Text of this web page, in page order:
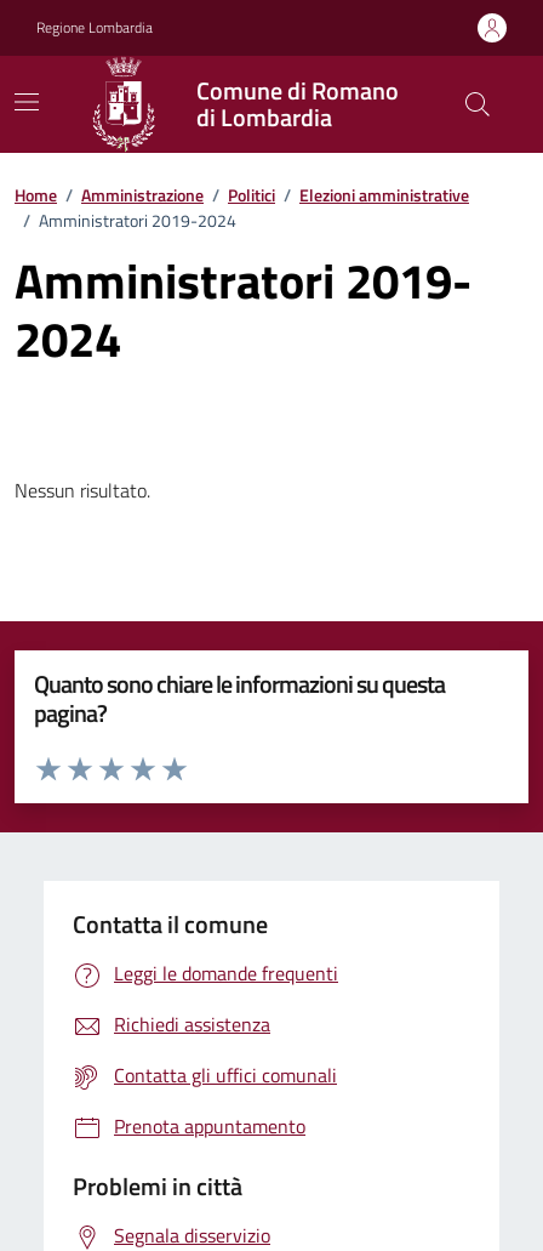
Regione Lombardia
Comune di Romano
di Lombardia
Home / Amministrazione / Politici / Elezioni amministrative
/ Amministratori 2019-2024
Amministratori 2019-
2024
Nessun risultato.
Quanto sono chiare le informazioni su questa
pagina?
Valuta da 1 a 5 stelle la pagina
Valuta 5 stelle su 5
Valuta 4 stelle su 5
Valuta 3 stelle su 5
Valuta 2 stelle su 5
Valuta 1 stelle su 5
Contatta il comune
Leggi le domande frequenti
Richiedi assistenza
Contatta gli uffici comunali
Prenota appuntamento
Problemi in città
Segnala disservizio